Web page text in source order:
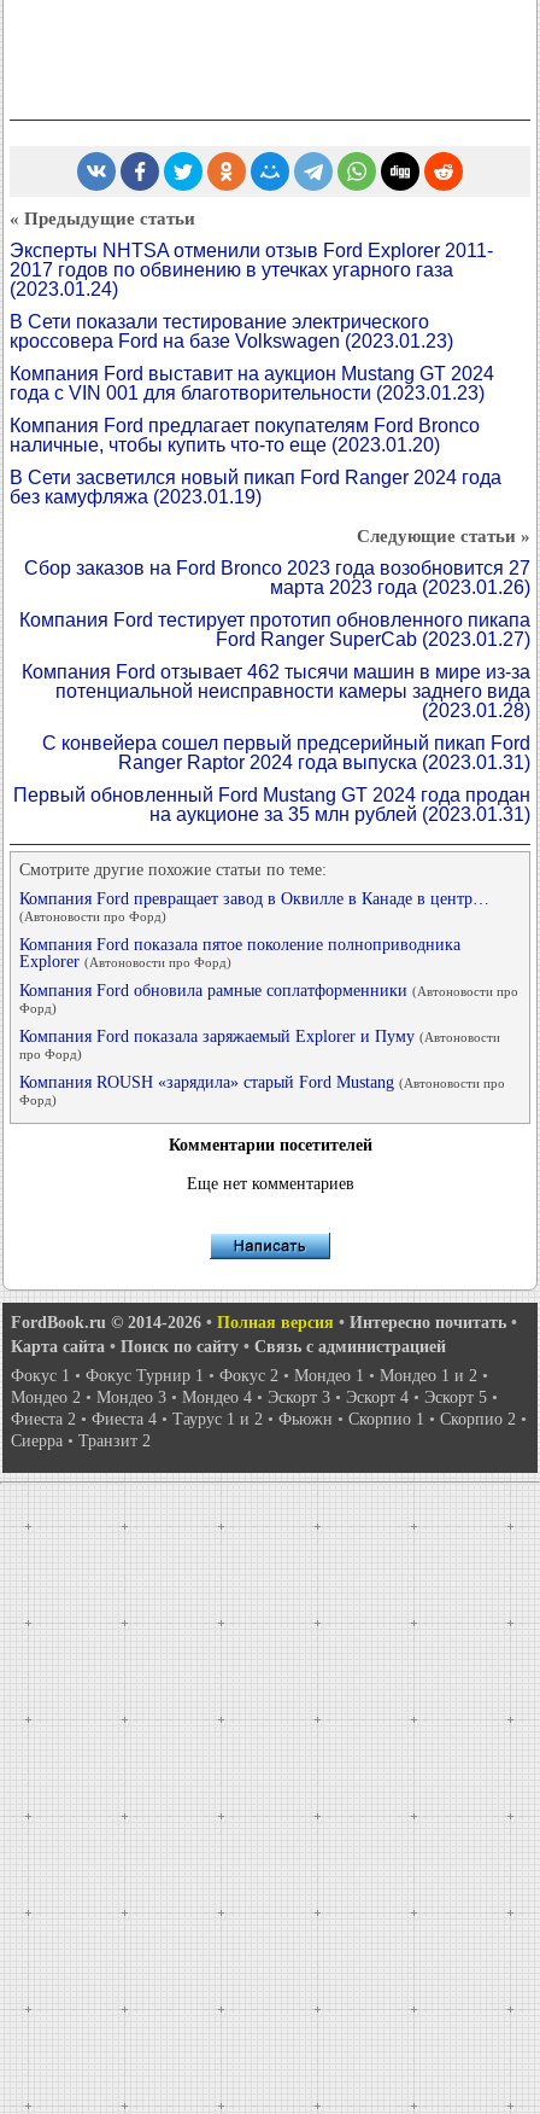
« Предыдущие статьи
Эксперты NHTSA отменили отзыв Ford Explorer 2011-
2017 годов по обвинению в утечках угарного газа
(2023.01.24)
В Сети показали тестирование электрического
кроссовера Ford на базе Volkswagen (2023.01.23)
Компания Ford выставит на аукцион Mustang GT 2024
года с VIN 001 для благотворительности (2023.01.23)
Компания Ford предлагает покупателям Ford Bronco
наличные, чтобы купить что-то еще (2023.01.20)
В Сети засветился новый пикап Ford Ranger 2024 года
без камуфляжа (2023.01.19)
Следующие статьи »
Сбор заказов на Ford Bronco 2023 года возобновится 27
марта 2023 года (2023.01.26)
Компания Ford тестирует прототип обновленного пикапа
Ford Ranger SuperCab (2023.01.27)
Компания Ford отзывает 462 тысячи машин в мире из-за
потенциальной неисправности камеры заднего вида
(2023.01.28)
С конвейера сошел первый предсерийный пикап Ford
Ranger Raptor 2024 года выпуска (2023.01.31)
Первый обновленный Ford Mustang GT 2024 года продан
на аукционе за 35 млн рублей (2023.01.31)
Смотрите другие похожие статьи по теме:
Компания Ford превращает завод в Оквилле в Канаде в центр…
(Автоновости про Форд)
Компания Ford показала пятое поколение полноприводника
Explorer (Автоновости про Форд)
Компания Ford обновила рамные соплатформенники (Автоновости про
Форд)
Компания Ford показала заряжаемый Explorer и Пуму (Автоновости
про Форд)
Компания ROUSH «зарядила» старый Ford Mustang (Автоновости про
Форд)
Комментарии посетителей
Еще нет комментариев
FordBook.ru © 2014-2026 • Полная версия • Интересно почитать •
Карта сайта • Поиск по сайту • Связь с администрацией
Фокус 1 • Фокус Турнир 1 • Фокус 2 • Мондео 1 • Мондео 1 и 2 •
Мондео 2 • Мондео 3 • Мондео 4 • Эскорт 3 • Эскорт 4 • Эскорт 5 •
Фиеста 2 • Фиеста 4 • Таурус 1 и 2 • Фьюжн • Скорпио 1 • Скорпио 2 •
Сиерра • Транзит 2